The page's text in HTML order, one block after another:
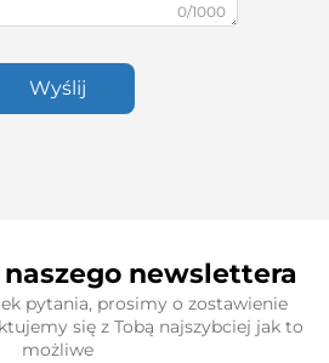
0/1000
Wyślij
newslettera
pytania, prosimy o zostawienie
się z Tobą najszybciej jak to
możliwe